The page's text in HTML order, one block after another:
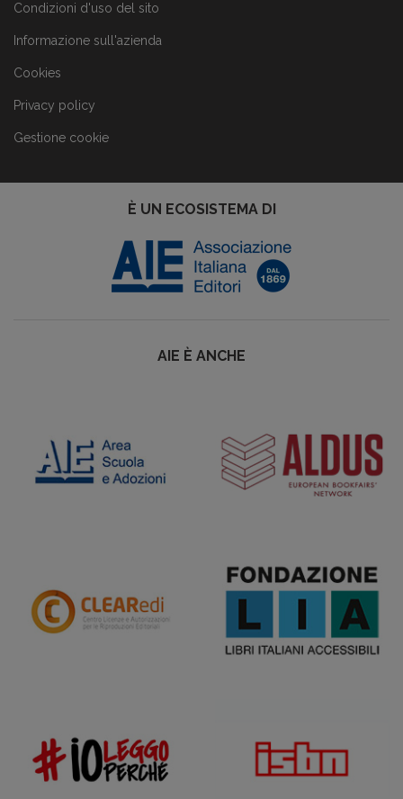
Condizioni d'uso del sito
Informazione sull'azienda
Cookies
Privacy policy
Gestione cookie
È UN ECOSISTEMA DI
AIE È ANCHE